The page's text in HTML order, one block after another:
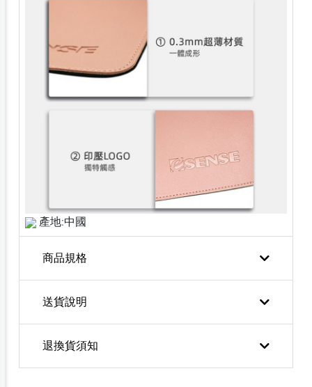
產地:中國
商品規格
送貨說明
退換貨須知